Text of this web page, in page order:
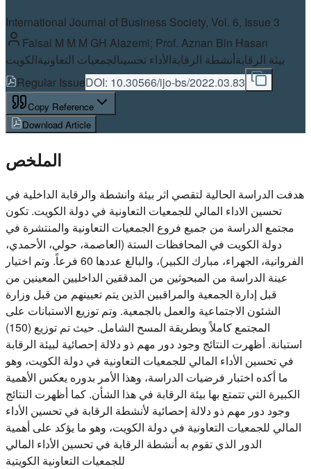
International Journal of Business Society, Vol. 6, Issue 3
Faisal M M M GH Alazemi; Prof. Aznan Bin Hasan
بيئة الرقابةأنشطة الرقابةالأداء تحسينالجمعيات التعاونيةالكويت
Regular IssueDOI: 10.30566/ijo-bs/2022.03.83
Copy Reference
Download Article
الملخص
هدفت الدراسة الحالية لتقصي اثر بيئة وانشطة والرقابة الداخلية في
تحسين الاداء المالي للجمعيات التعاونية في دولة الكويت. تكون
مجتمع الدراسة من جميع فروع الجمعيات التعاونية والمنتشرة في
دولة الكويت في المحافظات الستة (العاصمة، حولي، الأحمدي،
الفروانية، الجهراء، مبارك الكبير)، والبالغ عددها 60 فرعاً. وتم اختيار
عينة الدراسة من المبحوثين من المدققين الداخليين المعينين من
قبل إدارة الجمعية والمراقبين الذين يتم تعيينهم من قبل وزارة
الشئون الاجتماعية والعمل بالجمعية. وتم توزيع الاستبانات على
المجتمع كاملاً وبطريقة المسح الشامل. حيث تم توزيع (150)
استبانة. أظهرت النتائج وجود دور مهم ذو دلالة إحصائية لبيئة الرقابة
في تحسين الأداء المالي للجمعيات التعاونية في دولة الكويت، وهو
ما أكده اختبار فرضيات الدراسة، وهذا الأمر بدوره يعكس الأهمية
الكبيرة التي تتمتع بها بيئة الرقابة في هذا الشأن. كما أظهرت النتائج
وجود دور مهم ذو دلالة إحصائية لأنشطة الرقابة في تحسين الأداء
المالي للجمعيات التعاونية في دولة الكويت، وهو ما يؤكد على أهمية
الدور الذي تقوم به أنشطة الرقابة في تحسين الأداء المالي
للجمعيات التعاونية الكويتية